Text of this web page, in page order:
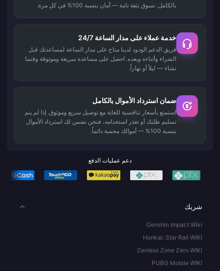
بالكامل. تسوق بثقة تامة — أمان بنسبة 100% في كل مرة.
خدمة عملاء على مدار الساعة 24/7
فريق الدعم الودود لدينا متاح على مدار الساعة لمساعدتك قبل
الشراء وأثناءه وبعده. احصل على مساعدة سريعة وموثوقة وقتما
تشاء — ليلاً أو نهاراً.
ضمان استرداد الأموال بالكامل
استمتع بأسعار تنافسية للغاية مع توصيل سريع وموثوق. إذا لم يتم
تسليم طلبك أو تعذر استخدامه، فنحن نضمن لك استرداد الأموال
بنسبة 100% — أموالك محمية دائماً.
دعم عمليات الدفع
شريك
Genshin Impact Wiki
Honkai: Star Rail WIKI
Zenless Zone Zero WIKI
PUBG Mobile WIKI